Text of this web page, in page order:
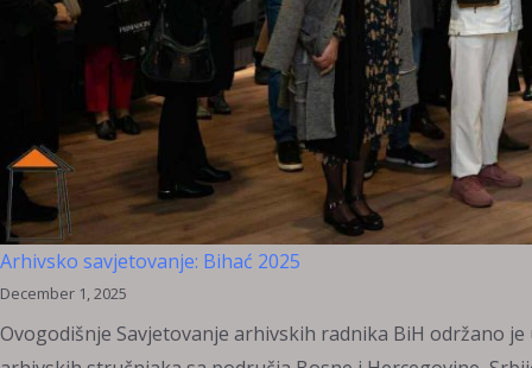
Arhivsko savjetovanje: Bihać 2025
December 1, 2025
Ovogodišnje Savjetovanje arhivskih radnika BiH održano